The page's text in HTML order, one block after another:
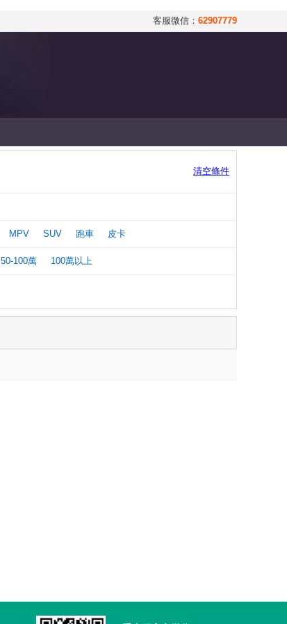
客服微信： 62907779
清空條件
MPV SUV 跑車 皮卡
50-100萬 100萬以上